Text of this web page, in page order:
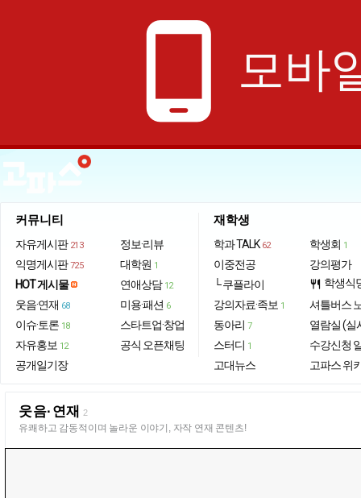
phone_android 모바
커뮤니티
자유게시판 213
익명게시판 725
HOT 게시물
웃음·연재 68
이슈·토론 18
자유홍보 12
공개일기장
정보·리뷰
대학원 1
연애상담 12
미용·패션 6
스타트업·창업
공식 오픈채팅
재학생
학과 TALK 62
이중전공
└ 쿠플라이
강의자료·족보 1
동아리 7
스터디 1
고대뉴스
학생회 1
강의평가
restaurant 학생식
셔틀버스
열람실 (실
수강신청
고파스 위
웃음·연재 2
유쾌하고 감동적이며 놀라운 이야기, 자작 연재 콘텐츠!